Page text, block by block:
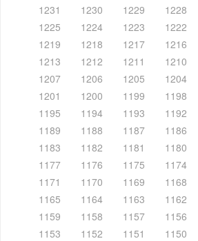
1231
1230 1229 1228
1225
1224 1223 1222
1219
1218 1217 1216
1213
1212 1211 1210
1207
1206 1205 1204
1201
1200 1199 1198
1195
1194 1193 1192
1189
1188 1187 1186
1183
1182 1181 1180
1177
1176 1175 1174
1171
1170 1169 1168
1165
1164 1163 1162
1159
1158 1157 1156
1153
1152 1151 1150